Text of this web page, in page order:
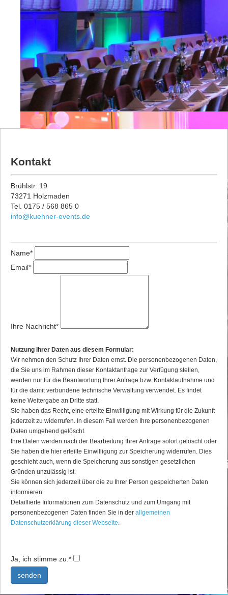
Kontakt
Brühlstr. 19
73271 Holzmaden
Tel. 0175 / 568 865 0
info@kuehner-events.de
Name*
Email*
Ihre Nachricht*
Nutzung Ihrer Daten aus diesem Formular:
Wir nehmen den Schutz Ihrer Daten ernst. Die personenbezogenen Daten,
die Sie uns im Rahmen dieser Kontaktanfrage zur Verfügung stellen,
werden nur für die Beantwortung Ihrer Anfrage bzw. Kontaktaufnahme und
für die damit verbundene technische Verwaltung verwendet. Es findet
keine Weitergabe an Dritte statt.
Sie haben das Recht, eine erteilte Einwilligung mit Wirkung für die Zukunft
jederzeit zu widerrufen. In diesem Fall werden Ihre personenbezogenen
Daten umgehend gelöscht.
Ihre Daten werden nach der Bearbeitung Ihrer Anfrage sofort gelöscht oder
Sie haben die hier erteilte Einwilligung zur Speicherung widerrufen. Dies
geschieht auch, wenn die Speicherung aus sonstigen gesetzlichen
Gründen unzulässig ist.
Sie können sich jederzeit über die zu Ihrer Person gespeicherten Daten
informieren.
Detaillierte Informationen zum Datenschutz und zum Umgang mit
personenbezogenen Daten finden Sie in der allgemeinen
Datenschutzerklärung dieser Webseite.
Ja, ich stimme zu. *
senden